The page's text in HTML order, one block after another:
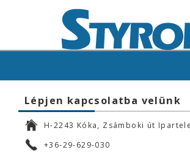
Lépjen kapcsolatba velünk
H-2243 Kóka, Zsámboki út
+36-29-629-030